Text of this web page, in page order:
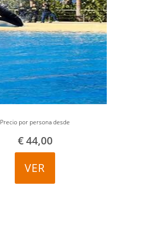
Precio por persona desde
€44,00
VER